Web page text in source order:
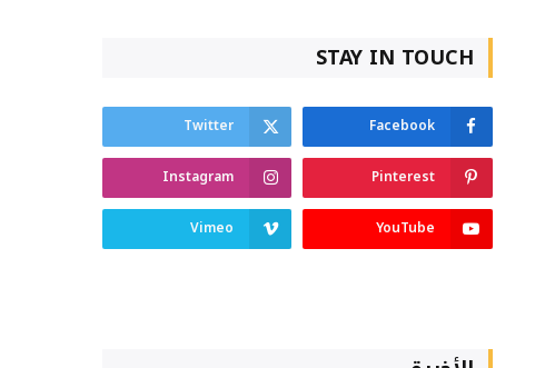
STAY IN TOUCH
Facebook
Twitter
Pinterest
Instagram
YouTube
Vimeo